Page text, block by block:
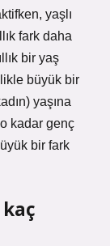
yaşlı
fark daha
bir yaş
büyük bir
yaşına
kadar genç
bir fark